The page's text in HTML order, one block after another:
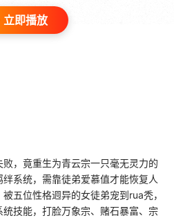
立即播放
，竟重生为青云宗一只毫无灵力的
系统，需靠徒弟爱慕值才能恢复人
五位性格迥异的女徒弟宠到rua秃，
技能，打脸万象宗、赌石暴富、宗